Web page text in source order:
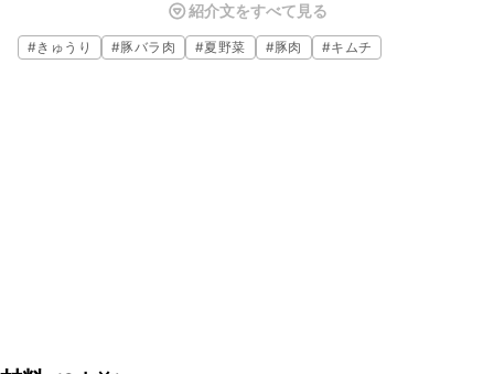
の旨味が凝縮され、はちみつを少し加えることで辛さの中に優しい甘
味が広がります。ぜひお試しくださいね。
紹介文をすべて見る
#きゅうり #豚バラ肉 #夏野菜 #豚肉 #キムチ